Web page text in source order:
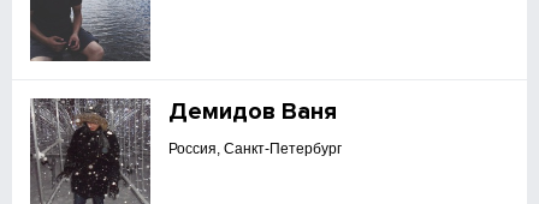
Демидов Ваня
Россия, Санкт-Петербург